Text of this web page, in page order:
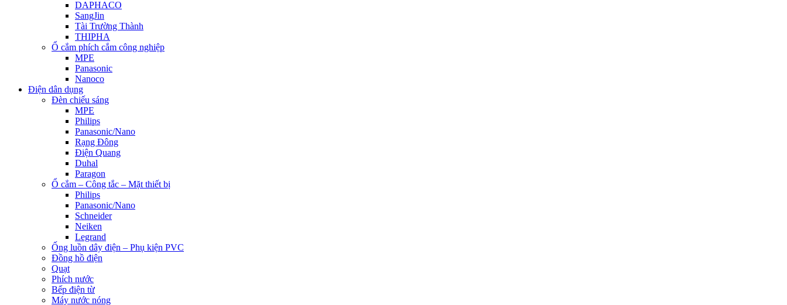
DAPHACO
SangJin
Tài Trường Thành
THIPHA
Ổ cắm phích cắm công nghiệp
MPE
Panasonic
Nanoco
Điện dân dụng
Đèn chiếu sáng
MPE
Philips
Panasonic/Nano
Rạng Đông
Điện Quang
Duhal
Paragon
Ổ cắm – Công tắc – Mặt thiết bị
Philips
Panasonic/Nano
Schneider
Neiken
Legrand
Ống luồn dây điện – Phụ kiện PVC
Đồng hồ điện
Quạt
Phích nước
Bếp điện từ
Máy nước nóng